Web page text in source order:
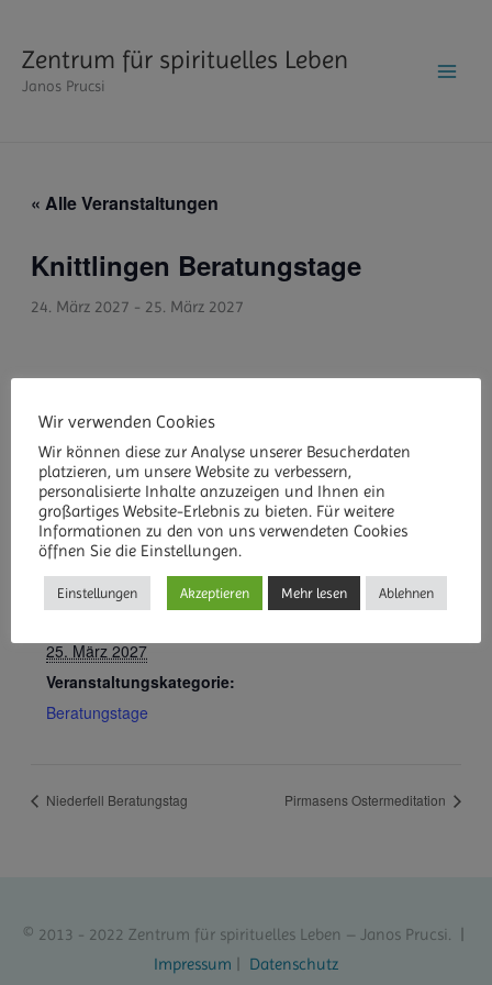
springen
Zentrum für spirituelles Leben
Janos Prucsi
« Alle Veranstaltungen
Knittlingen Beratungstage
24. März 2027 - 25. März 2027
ZUM KALENDER HINZUFÜGEN
DETAILS
Beginn:
24. März 2027
25. März 2027
Veranstaltungskategorie:
Beratungstage
Niederfell Beratungstag Pirmasens Ostermeditation
© 2013 - 2022 Zentrum für spirituelles Leben – Janos Prucsi. |
Impressum
Datenschutz
Wir verwenden Cookies
Wir können diese zur Analyse unserer Besucherdaten
platzieren, um unsere Website zu verbessern,
personalisierte Inhalte anzuzeigen und Ihnen ein
großartiges Website-Erlebnis zu bieten. Für weitere
Informationen zu den von uns verwendeten Cookies
öffnen Sie die Einstellungen.
Einstellungen Akzeptieren Mehr lesen Ablehnen